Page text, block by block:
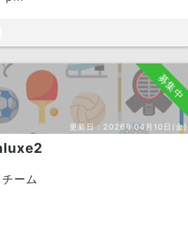
募集中
更新日： 2026年04月10日(金)
ーム